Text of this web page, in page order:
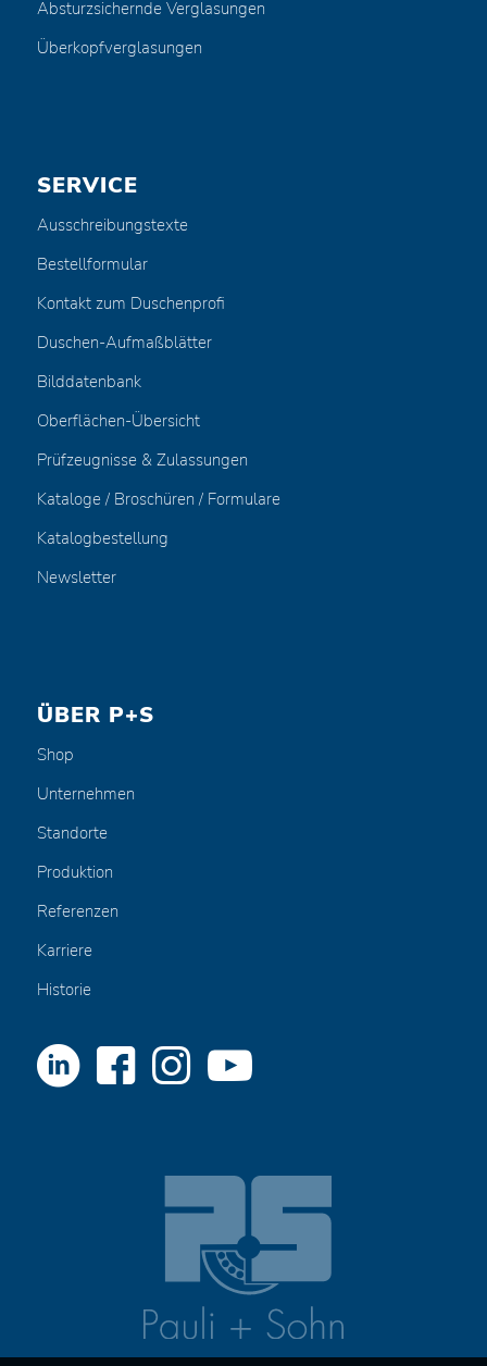
Absturzsichernde Verglasungen
Überkopfverglasungen
SERVICE
Ausschreibungstexte
Bestellformular
Kontakt zum Duschenprofi
Duschen-Aufmaßblätter
Bilddatenbank
Oberflächen-Übersicht
Prüfzeugnisse & Zulassungen
Kataloge / Broschüren / Formulare
Katalogbestellung
Newsletter
ÜBER P+S
Shop
Unternehmen
Standorte
Produktion
Referenzen
Karriere
Historie